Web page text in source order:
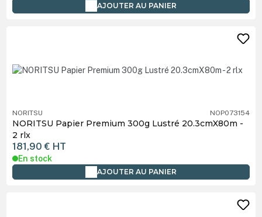
AJOUTER AU PANIER
NORITSU NOP073154
NORITSU Papier Premium 300g Lustré 20.3cmX80m -
2 rlx
181,90 € HT
En stock
AJOUTER AU PANIER